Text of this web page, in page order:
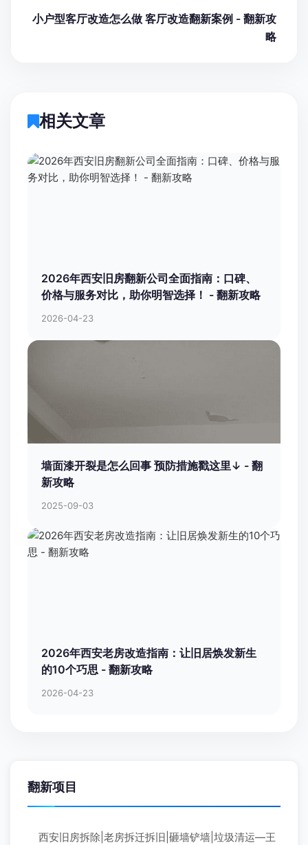
小户型客厅改造怎么做 客厅改造翻新案例 - 翻新攻
略
相关文章
2026年西安旧房翻新公司全面指南：口碑、
价格与服务对比，助你明智选择！ - 翻新攻略
2026-04-23
墙面漆开裂是怎么回事 预防措施戳这里↓ - 翻
新攻略
2025-09-03
2026年西安老房改造指南：让旧居焕发新生
的10个巧思 - 翻新攻略
2026-04-23
翻新项目
西安旧房拆除|老房拆迁拆旧|砸墙铲墙|垃圾清运—王